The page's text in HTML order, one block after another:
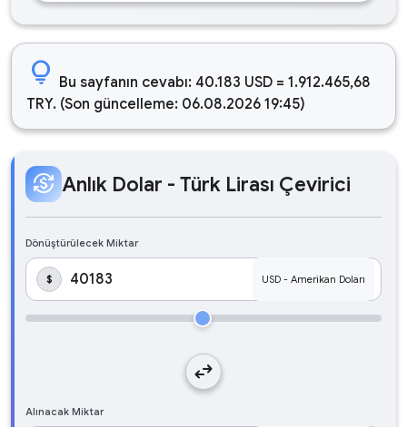
lightbulb Bu sayfanın cevabı: 40.183 USD = 1.912.465,68
TRY. (Son güncelleme: 06.08.2026 19:45)
currency_exchange Anlık Dolar - Türk Lirası Çevirici
Dönüştürülecek Miktar
$
swap_horiz
Alınacak Miktar